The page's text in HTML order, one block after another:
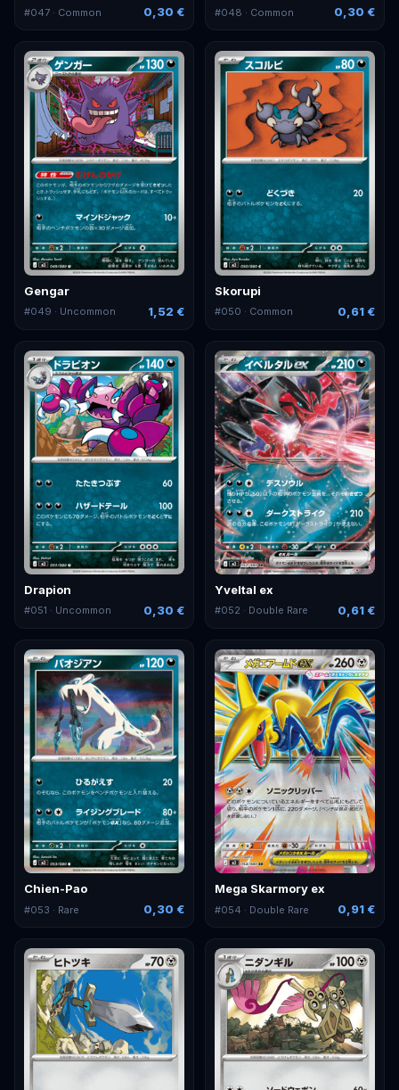
#047 · Common 0,30 € #048 · Common 0,30 €
Gengar
#049 · Uncommon 1,52 €
Skorupi
#050 · Common 0,61 €
Drapion
#051 · Uncommon 0,30 €
Yveltal ex
#052 · Double Rare 0,61 €
Chien-Pao
#053 · Rare 0,30 €
Mega Skarmory ex
#054 · Double Rare 0,91 €